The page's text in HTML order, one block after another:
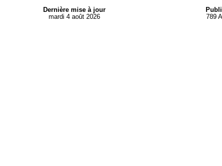
Dernière mise à jour
mardi 4 août 2026
789